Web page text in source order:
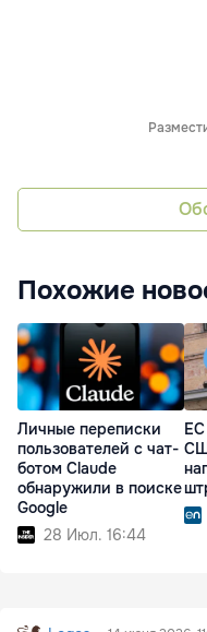
Похожие
Личные переписки
пользователей с чат-
ботом Claude
обнаружили в поиске
Google
28 Июл. 16:44
ЕС